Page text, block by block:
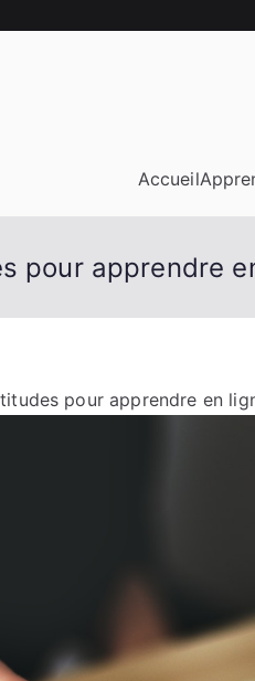
Accueil
pour apprendre
pour apprendre en